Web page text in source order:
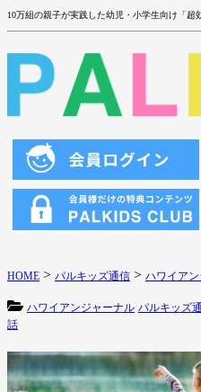
10万組の親子が実践した幼児・小学生向け「超
HOME > パルキッズ通信 > ハワイア
ハワイアンジャーナル パルキッズ
話